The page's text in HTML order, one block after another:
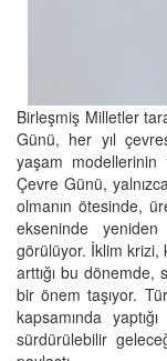
Birleşmiş Milletler
Günü, her yıl
yaşam modellerinin
Çevre Günü,
olmanın ötesinde,
ekseninde
görülüyor. İklim krizi,
arttığı bu
bir önem taşıyor.
kapsamında
sürdürülebilir